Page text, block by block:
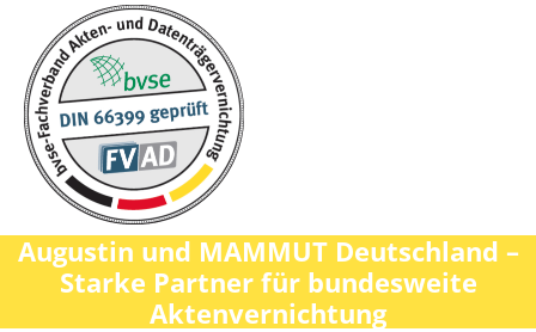
Augustin und MAMMUT Deutschland –
Starke Partner für bundesweite
Aktenvernichtung